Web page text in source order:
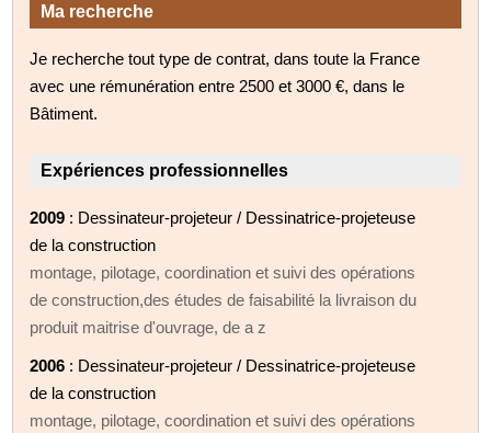
Ma recherche
Je recherche tout type de contrat, dans toute la France
avec une rémunération entre 2500 et 3000 €, dans le
Bâtiment.
Expériences professionnelles
2009 : Dessinateur-projeteur / Dessinatrice-projeteuse
de la construction
montage, pilotage, coordination et suivi des opérations
de construction,des études de faisabilité la livraison du
produit maitrise d'ouvrage, de a z
2006 : Dessinateur-projeteur / Dessinatrice-projeteuse
de la construction
montage, pilotage, coordination et suivi des opérations